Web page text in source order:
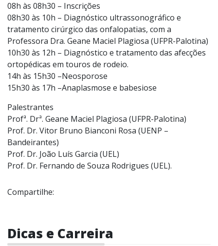
08h às 08h30 – Inscrições
08h30 às 10h – Diagnóstico ultrassonográfico e
tratamento cirúrgico das onfalopatias, com a
Professora Dra. Geane Maciel Plagiosa (UFPR-Palotina)
10h30 às 12h – Diagnóstico e tratamento das afecções
ortopédicas em touros de rodeio.
14h às 15h30 –Neosporose
15h30 às 17h –Anaplasmose e babesiose
Palestrantes
Profª. Drª. Geane Maciel Plagiosa (UFPR-Palotina)
Prof. Dr. Vitor Bruno Bianconi Rosa (UENP –
Bandeirantes)
Prof. Dr. João Luís Garcia (UEL)
Prof. Dr. Fernando de Souza Rodrigues (UEL).
Compartilhe:
Dicas e Carreira